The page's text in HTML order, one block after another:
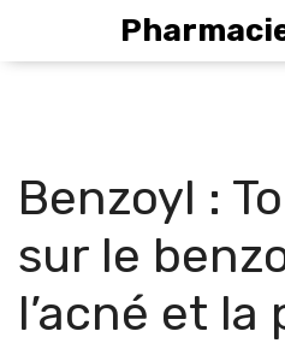
Benzoyl :
sur le
l’acné et la